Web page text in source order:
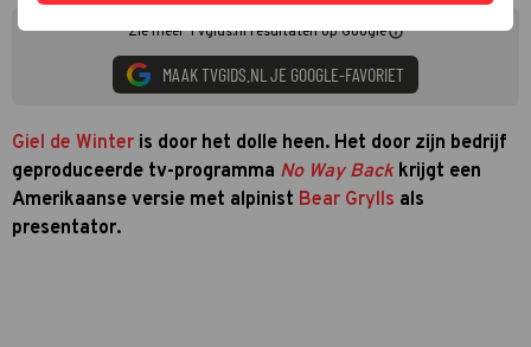
Zie meer TVgids.nl resultaten op Google
MAAK TVGIDS.NL JE GOOGLE-FAVORIET
Giel de Winter is door het dolle heen. Het door zijn bedrijf
geproduceerde tv-programma No Way Back krijgt een
Amerikaanse versie met alpinist Bear Grylls als
presentator.